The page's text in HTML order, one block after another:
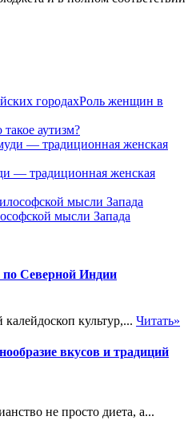
Роль женщин в
такое аутизм?
— традиционная женская
мысли Запада
Северной Индии
культур,... Читать»
вкусов и традиций
не просто диета, а...